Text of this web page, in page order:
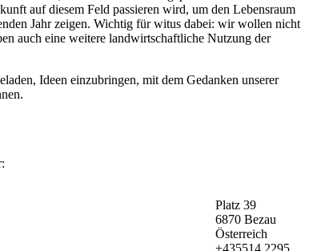
auf diesem Feld passieren wird, um den Lebensraum
Jahr zeigen. Wichtig für witus dabei: wir wollen nicht
auch eine weitere landwirtschaftliche Nutzung der
Ideen einzubringen, mit dem Gedanken unserer
Platz 39
6870 Bezau
Österreich
+435514 2295